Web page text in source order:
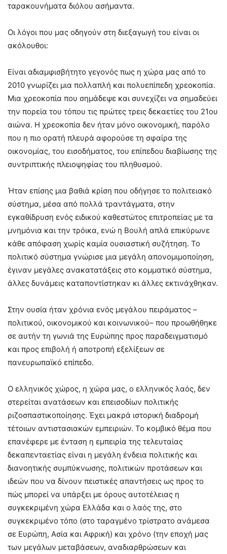
ταρακουνήματα διόλου ασήμαντα.
Οι λόγοι που μας οδηγούν στη διεξαγωγή του είναι οι
ακόλουθοι:
Είναι αδιαμφισβήτητο γεγονός πως η χώρα μας από το
2010 γνωρίζει μια πολλαπλή και πολυεπίπεδη χρεοκοπία.
Μια χρεοκοπία που σημάδεψε και συνεχίζει να σημαδεύει
την πορεία του τόπου τις πρώτες τρεις δεκαετίες του 21ου
αιώνα. Η χρεοκοπία δεν ήταν μόνο οικονομική, παρόλο
που η πιο ορατή πλευρά αφορούσε τη σφαίρα της
οικονομίας, του εισοδήματος, του επίπεδου διαβίωσης της
συντριπτικής πλειοψηφίας του πληθυσμού.
Ήταν επίσης μια βαθιά κρίση που οδήγησε το πολιτειακό
σύστημα, μέσα από πολλά τραντάγματα, στην
εγκαθίδρυση ενός ειδικού καθεστώτος επιτροπείας με τα
μνημόνια και την τρόικα, ενώ η Βουλή απλά επικύρωνε
κάθε απόφαση χωρίς καμία ουσιαστική συζήτηση. Το
πολιτικό σύστημα γνώρισε μια μεγάλη απονομιμοποίηση,
έγιναν μεγάλες ανακατατάξεις στο κομματικό σύστημα,
άλλες δυνάμεις καταποντίστηκαν κι άλλες εκτινάχθηκαν.
Στην ουσία ήταν χρόνια ενός μεγάλου πειράματος –
πολιτικού, οικονομικού και κοινωνικού– που προωθήθηκε
σε αυτήν τη γωνιά της Ευρώπης προς παραδειγματισμό
και προς επιβολή ή αποτροπή εξελίξεων σε
πανευρωπαϊκό επίπεδο.
Ο ελληνικός χώρος, η χώρα μας, ο ελληνικός λαός, δεν
στερείται ανατάσεων και επεισοδίων πολιτικής
ριζοσπαστικοποίησης. Έχει μακρά ιστορική διαδρομή
τέτοιων αντιστασιακών εμπειριών. Το κομβικό θέμα που
επανέφερε με ένταση η εμπειρία της τελευταίας
δεκαπενταετίας είναι η μεγάλη ένδεια πολιτικής και
διανοητικής συμπύκνωσης, πολιτικών προτάσεων και
ιδεών που να δίνουν πειστικές απαντήσεις ως προς το
πώς μπορεί να υπάρξει με όρους αυτοτέλειας η
συγκεκριμένη χώρα Ελλάδα και ο λαός της, στο
συγκεκριμένο τόπο (στο ταραγμένο τρίστρατο ανάμεσα
σε Ευρώπη, Ασία και Αφρική) και χρόνο (την εποχή μας
των μεγάλων μεταβάσεων, αναδιαρθρώσεων και